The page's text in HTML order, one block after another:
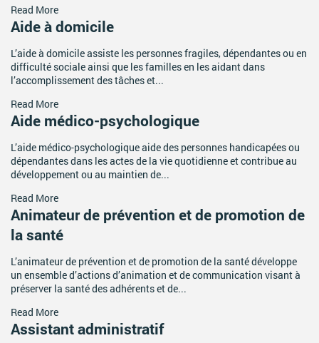
La convention collective et les accords de branche
Égalité professionnelle entre les femmes et les hommes
Les rapports d’activité de la branche Mutualité
MÉTIERS
L’Observatoire des Métiers
Référentiel des métiers
Certifications professionnelles
Parcours d’intégration
Politique handicap
Les études
Read More
Aide à domicile
L’aide à domicile assiste les personnes fragiles, dépendantes ou en
difficulté sociale ainsi que les familles en les aidant dans
l’accomplissement des tâches et...
Read More
Aide médico-psychologique
L’aide médico-psychologique aide des personnes handicapées ou
dépendantes dans les actes de la vie quotidienne et contribue au
développement ou au maintien de...
Read More
Animateur de prévention et de promotion de
la santé
L’animateur de prévention et de promotion de la santé développe
un ensemble d’actions d’animation et de communication visant à
préserver la santé des adhérents et de...
Read More
Assistant administratif